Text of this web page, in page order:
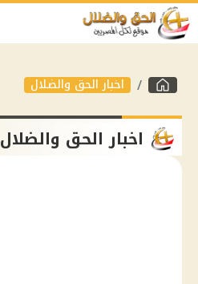
اخبار الحق والضلال
اخبار الحق والضلال